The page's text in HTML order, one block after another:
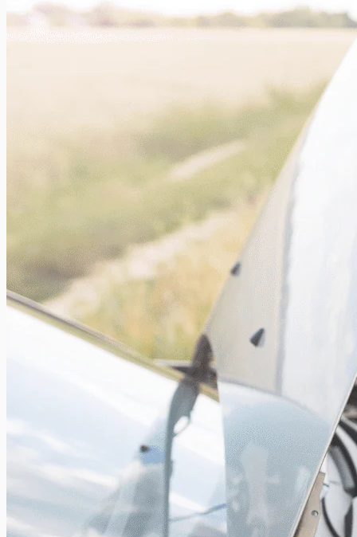
La plaque d’immatriculation personnalisée
Xavier Van Caneghem
Depuis le 31 mars 2014, les Belges ont la possibilité de choisir
une plaque d’immatriculation personnalisée pour leur